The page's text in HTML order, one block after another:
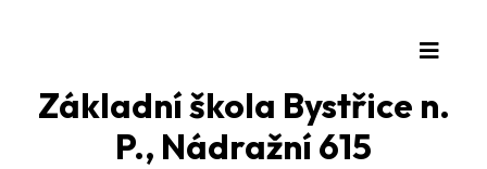
Základní škola Bystřice n.
P., Nádražní 615